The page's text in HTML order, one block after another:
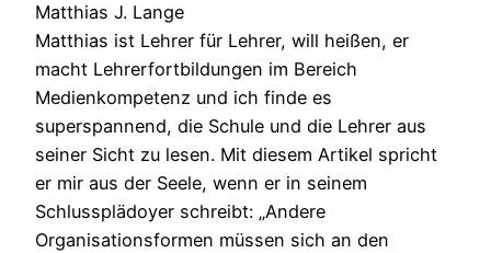
Matthias J. Lange
Matthias ist Lehrer für Lehrer, will heißen, er
macht Lehrerfortbildungen im Bereich
Medienkompetenz und ich finde es
superspannend, die Schule und die Lehrer aus
seiner Sicht zu lesen. Mit diesem Artikel spricht
er mir aus der Seele, wenn er in seinem
Schlussplädoyer schreibt: „Andere
Organisationsformen müssen sich an den